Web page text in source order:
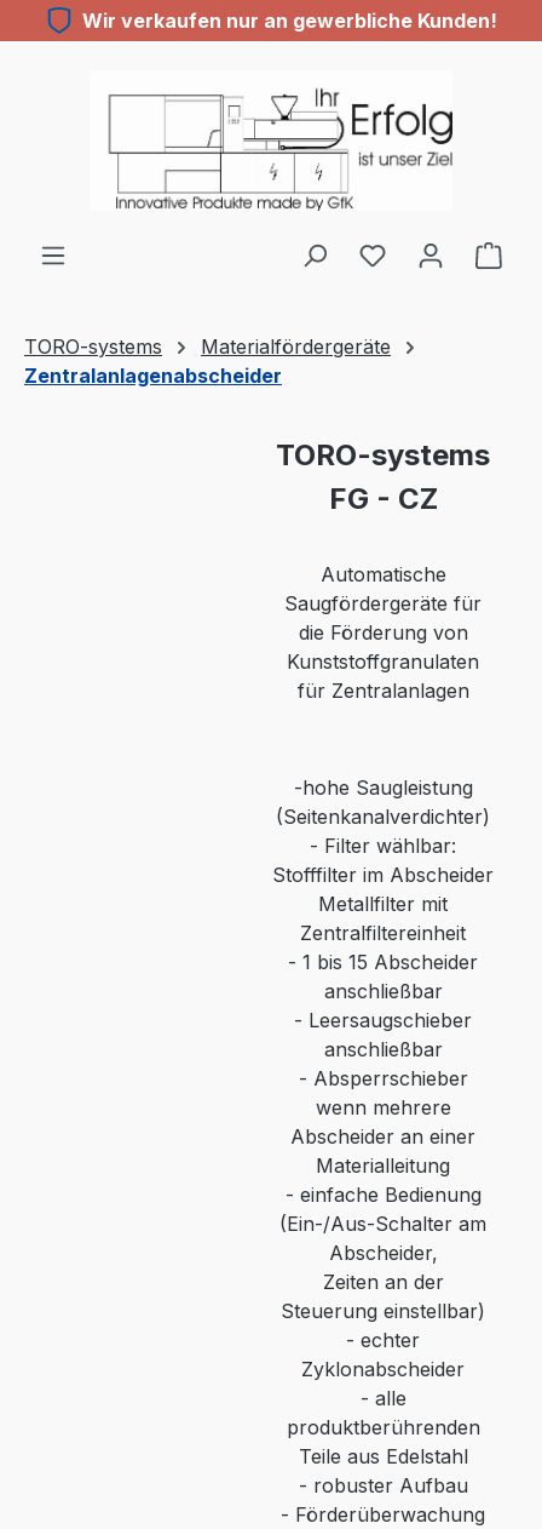
Zum Hauptinhalt springen
Wir verkaufen nur an gewerbliche Kunden!
Du hast 0
TORO-systems
Materialfördergeräte
Zentralanlagenabscheider
Bildergalerie überspringenTORO-systems
FG - CZ
Automatische
Saugfördergeräte für
die Förderung von
Kunststoffgranulaten
für Zentralanlagen
-hohe Saugleistung
(Seitenkanalverdichter)
- Filter wählbar:
Stofffilter im Abscheider
Metallfilter mit
Zentralfiltereinheit
- 1 bis 15 Abscheider
anschließbar
- Leersaugschieber
anschließbar
- Absperrschieber
wenn mehrere
Abscheider an einer
Materialleitung
- einfache Bedienung
(Ein-/Aus-Schalter am
Abscheider,
Zeiten an der
Steuerung einstellbar)
- echter
Zyklonabscheider
- alle
produktberührenden
Teile aus Edelstahl
- robuster Aufbau
- Förderüberwachung